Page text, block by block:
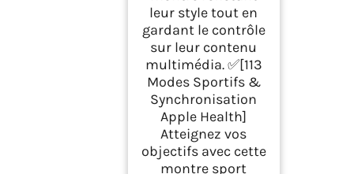
leur style tout en
gardant le contrôle
sur leur contenu
multimédia. ✅[113
Modes Sportifs &
Synchronisation
Apple Health]
Atteignez vos
objectifs avec cette
montre sport